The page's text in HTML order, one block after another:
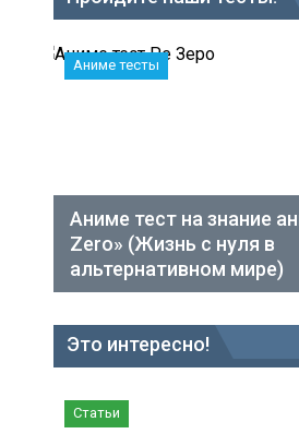
Аниме тесты
Аниме тест на знание
Zero» (Жизнь с нуля в
альтернативном мире)
Это интересно!
Статьи